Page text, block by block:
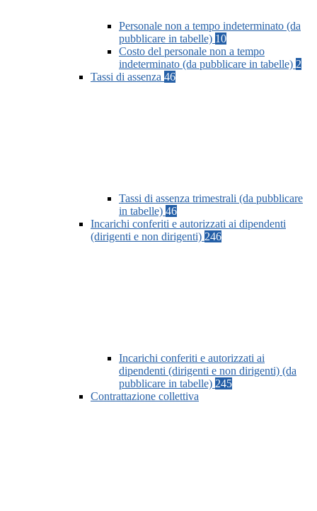
Personale non a tempo indeterminato (da
pubblicare in tabelle) 10
Costo del personale non a tempo
indeterminato (da pubblicare in tabelle) 2
Tassi di assenza 46
Tassi di assenza trimestrali (da pubblicare
in tabelle) 46
Incarichi conferiti e autorizzati ai dipendenti
(dirigenti e non dirigenti) 246
Incarichi conferiti e autorizzati ai
dipendenti (dirigenti e non dirigenti) (da
pubblicare in tabelle) 245
Contrattazione collettiva